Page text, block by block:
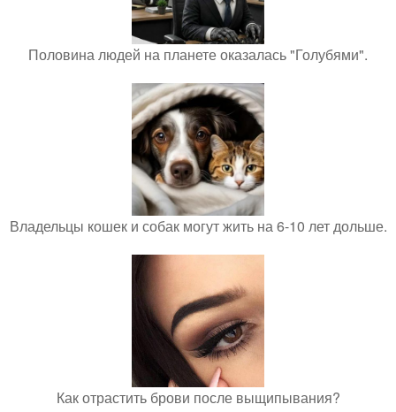
Половина людей на планете оказалась "Голубями".
Владельцы кошек и собак могут жить на 6-10 лет дольше.
Как отрастить брови после выщипывания?